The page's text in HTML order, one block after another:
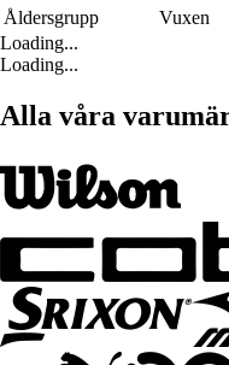
Åldersgrupp
Vuxen
Loading...
Loading...
Alla våra